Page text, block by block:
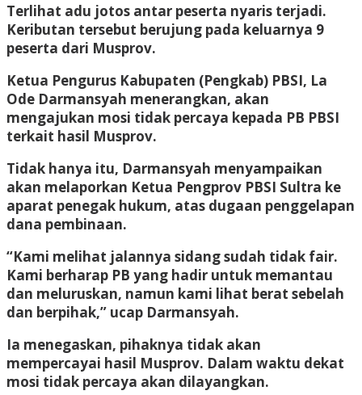
Terlihat adu jotos antar peserta nyaris terjadi.
Keributan tersebut berujung pada keluarnya 9
peserta dari Musprov.
Ketua Pengurus Kabupaten (Pengkab) PBSI, La
Ode Darmansyah menerangkan, akan
mengajukan mosi tidak percaya kepada PB PBSI
terkait hasil Musprov.
Tidak hanya itu, Darmansyah menyampaikan
akan melaporkan Ketua Pengprov PBSI Sultra ke
aparat penegak hukum, atas dugaan penggelapan
dana pembinaan.
“Kami melihat jalannya sidang sudah tidak fair.
Kami berharap PB yang hadir untuk memantau
dan meluruskan, namun kami lihat berat sebelah
dan berpihak,” ucap Darmansyah.
Ia menegaskan, pihaknya tidak akan
mempercayai hasil Musprov. Dalam waktu dekat
mosi tidak percaya akan dilayangkan.